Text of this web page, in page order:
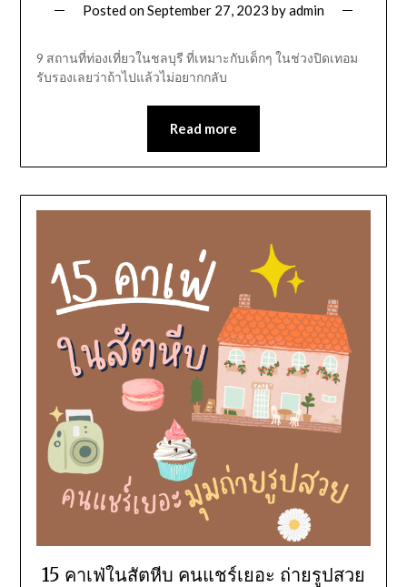
Posted onSeptember 27, 2023 byadmin
9 สถานที่ท่องเที่ยวในชลบุรี ที่เหมาะกับเด็กๆ ในช่วงปิดเทอม
รับรองเลยว่าถ้าไปแล้วไม่อยากกลับ
Read more
15 คาเฟ่ในสัตหีบ คนแชร์เยอะ ถ่ายรูปสวย